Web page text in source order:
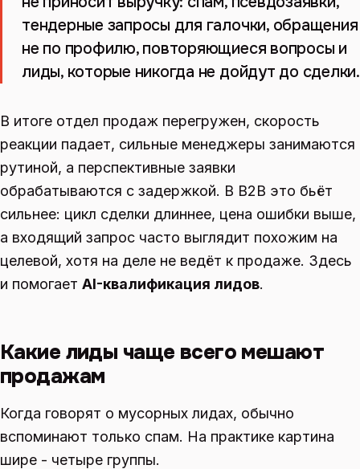
тендерные запросы для галочки, обращения
не по профилю, повторяющиеся вопросы и
лиды, которые никогда не дойдут до сделки.
В итоге отдел продаж перегружен, скорость
реакции падает, сильные менеджеры занимаются
рутиной, а перспективные заявки
обрабатываются с задержкой. В B2B это бьёт
сильнее: цикл сделки длиннее, цена ошибки выше,
а входящий запрос часто выглядит похожим на
целевой, хотя на деле не ведёт к продаже. Здесь
и помогает AI-квалификация лидов.
Какие лиды чаще всего мешают
продажам
Когда говорят о мусорных лидах, обычно
вспоминают только спам. На практике картина
шире - четыре группы.